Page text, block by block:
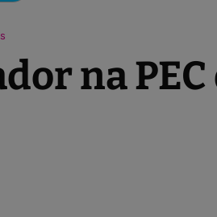
na PEC